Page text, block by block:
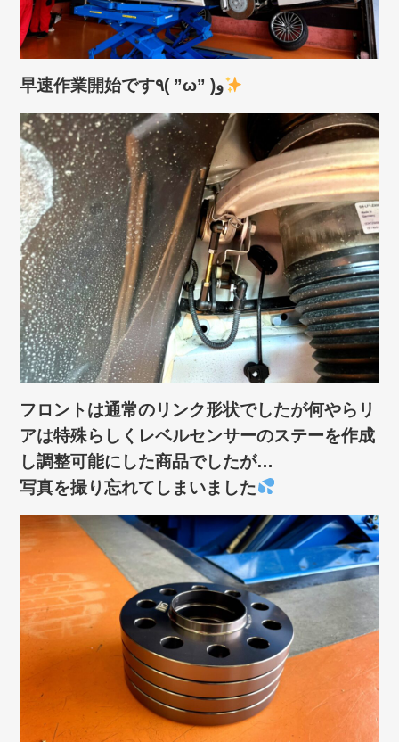
早速作業開始です٩( ”ω” )و
フロントは通常のリンク形状でしたが何やらリ
アは特殊らしくレベルセンサーのステーを作成
し調整可能にした商品でしたが…
写真を撮り忘れてしまいました